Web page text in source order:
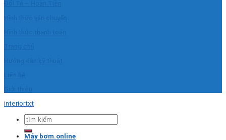
interiortxt
Tìm
kiếm:
Máy bơm.online